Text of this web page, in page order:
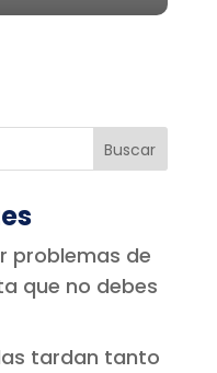
problemas de
que no debes
tardan tanto